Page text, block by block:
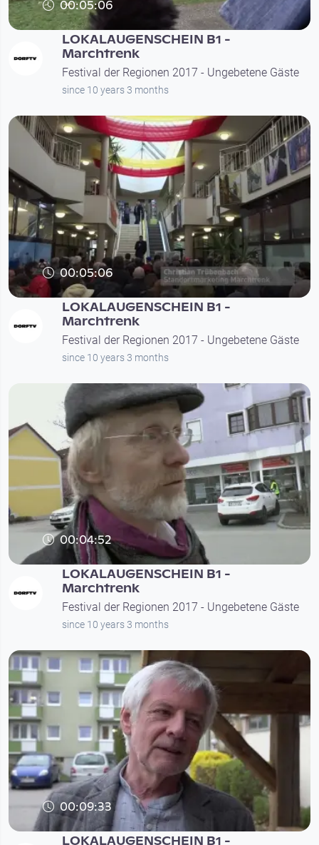
00:05:06
LOKALAUGENSCHEIN B1 -
Marchtrenk
Festival der Regionen 2017 - Ungebetene Gäste
since 10 years 3 months
00:05:06
LOKALAUGENSCHEIN B1 -
Marchtrenk
Festival der Regionen 2017 - Ungebetene Gäste
since 10 years 3 months
00:04:52
LOKALAUGENSCHEIN B1 -
Marchtrenk
Festival der Regionen 2017 - Ungebetene Gäste
since 10 years 3 months
00:09:33
LOKALAUGENSCHEIN B1 -